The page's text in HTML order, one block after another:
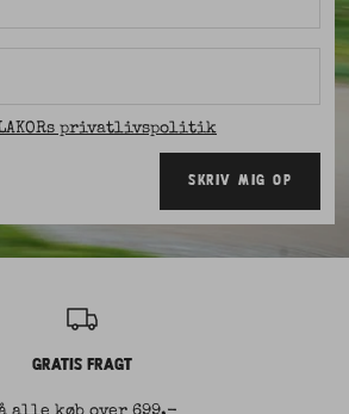
privatlivspolitik
SKRIV MIG OP
GRATIS FRAGT